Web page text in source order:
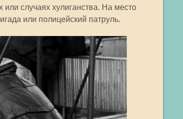
или случаях хулиганства. На место
или полицейский патруль.